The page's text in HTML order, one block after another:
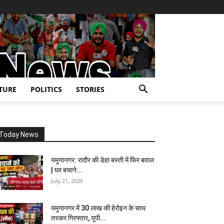
POLITICS STORIES
News
यमुनानगर: रादौर की डेहा बस्ती में फिर बवाल
| घर बचाने...
July 21, 2026
यमुनानगर में 30 लाख की हेरोइन के साथ
तस्कर गिरफ्तार, यूपी...